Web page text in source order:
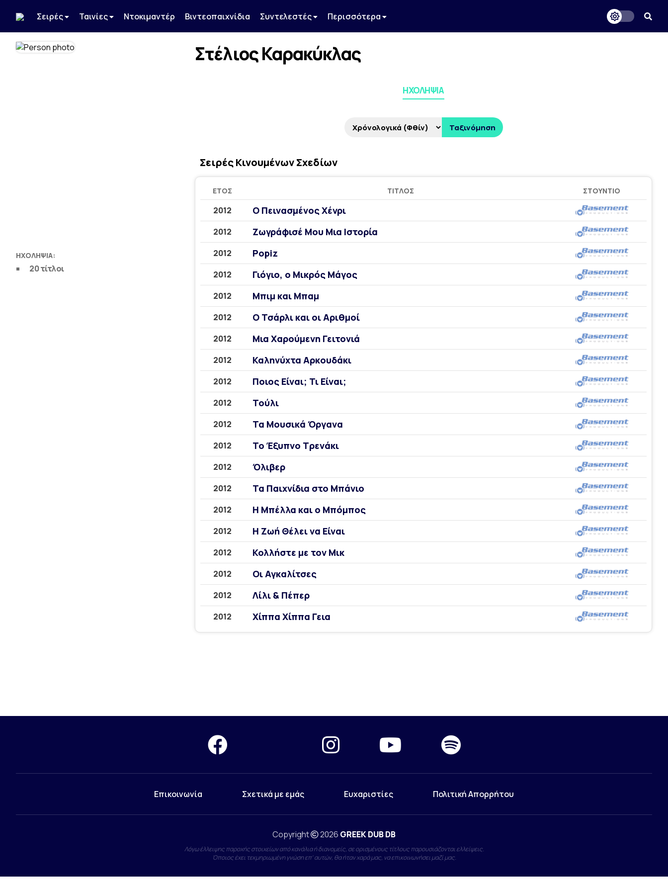
Σειρές Ταινίες Ντοκιμαντέρ Βιντεοπαιχνίδια Συντελεστές Περισσότερα
ΗΧΟΛΗΨΊΑ:
20 τίτλοι
Στέλιος Καρακύκλας
ΗΧΟΛΗΨΊΑ
Ταξινόμηση
Σειρές Κινουμένων Σχεδίων
ΈΤΟΣ ΤΊΤΛΟΣ ΣΤΟΎΝΤΙΟ
2012 Ο Πεινασμένος Χένρι
2012 Ζωγράφισέ Μου Μια Ιστορία
2012 Popiz
2012 Γιόγιο, ο Μικρός Μάγος
2012 Μπιμ και Μπαμ
2012 Ο Τσάρλι και οι Αριθμοί
2012 Μια Χαρούμενη Γειτονιά
2012 Καληνύχτα Αρκουδάκι
2012 Ποιος Είναι; Τι Είναι;
2012 Τούλι
2012 Τα Μουσικά Όργανα
2012 Το Έξυπνο Τρενάκι
2012 Όλιβερ
2012 Τα Παιχνίδια στο Μπάνιο
2012 Η Μπέλλα και ο Μπόμπος
2012 Η Ζωή Θέλει να Είναι
2012 Κολλήστε με τον Μικ
2012 Οι Αγκαλίτσες
2012 Λίλι & Πέπερ
2012 Χίππα Χίππα Γεια
Επικοινωνία Σχετικά με εμάς Ευχαριστίες Πολιτική Απορρήτου
Copyright 2026 GREEK DUB DB
Λόγω έλλειψης παροχής στοιχείων από κανάλια ή διανομείς, σε ορισμένους τίτλους παρουσιάζονται ελλείψεις.
Όποιος έχει τεκμηριωμένη γνώση επ' αυτών, θα ήταν χαρά μας, να επικοινωνήσει μαζί μας.